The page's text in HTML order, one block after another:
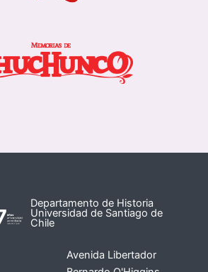
Departamento de Historia
Universidad de Santiago de
Chile
Avenida Libertador